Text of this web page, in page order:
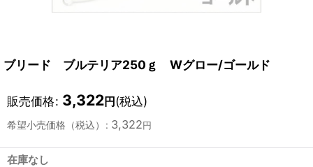
ブリード ブルテリア250ｇ Wグロー/ゴールド
販売価格: 3,322円(税込)
希望小売価格（税込） : 3,322円
在庫なし